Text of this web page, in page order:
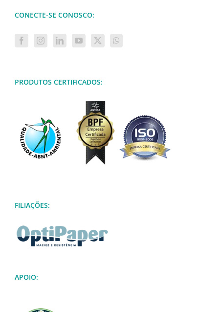
CONECTE-SE CONOSCO:
PRODUTOS CERTIFICADOS:
FILIAÇÕES:
APOIO: